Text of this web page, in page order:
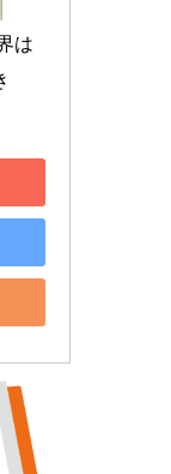
は